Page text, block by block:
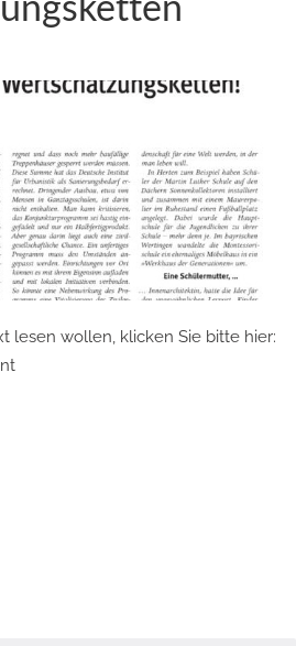
lesen wollen, klicken Sie bitte hier: